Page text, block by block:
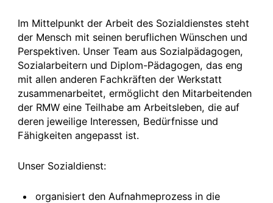
Im Mittelpunkt der Arbeit des Sozialdienstes steht
der Mensch mit seinen beruflichen Wünschen und
Perspektiven. Unser Team aus Sozialpädagogen,
Sozialarbeitern und Diplom-Pädagogen, das eng
mit allen anderen Fachkräften der Werkstatt
zusammenarbeitet, ermöglicht den Mitarbeitenden
der RMW eine Teilhabe am Arbeitsleben, die auf
deren jeweilige Interessen, Bedürfnisse und
Fähigkeiten angepasst ist.
Unser Sozialdienst:
organisiert den Aufnahmeprozess in die